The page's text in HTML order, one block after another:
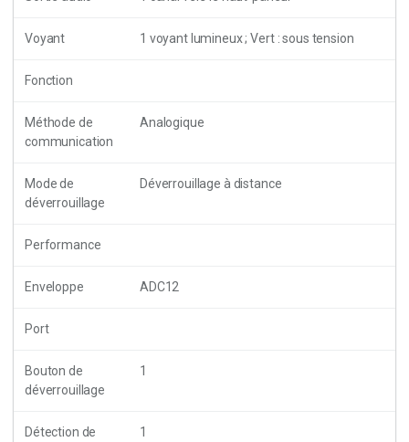
Voyant 1 voyant lumineux ; Vert : sous tension
Fonction
Méthode de
communication
Analogique
Mode de
déverrouillage
Déverrouillage à distance
Performance
Enveloppe ADC12
Port
Bouton de
déverrouillage
1
Détection de
1